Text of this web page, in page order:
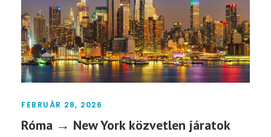
FEBRUÁR 28, 2026
Róma → New York közvetlen járatok